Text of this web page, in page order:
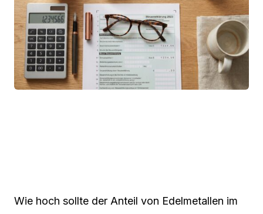
Wie hoch sollte der Anteil von Edelmetallen im